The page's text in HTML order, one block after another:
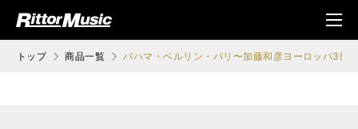
ジック (Rittor Musi
メニ
ュ
トップ 商品一覧 バハマ・ベルリン・パリ〜加藤和彦ヨーロッパ3部